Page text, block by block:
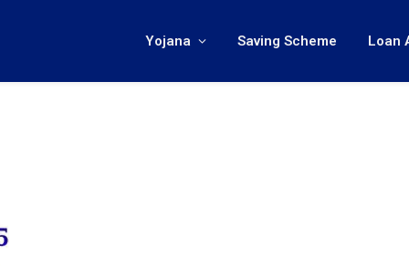
Yojana Saving Scheme Loan